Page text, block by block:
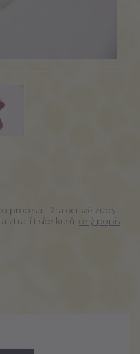
procesu – žraloci své zuby
ztratí tisíce kusů. celý popis